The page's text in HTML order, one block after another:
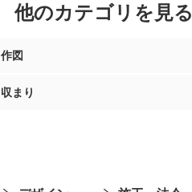
他のカテゴリを見る
作図
収まり